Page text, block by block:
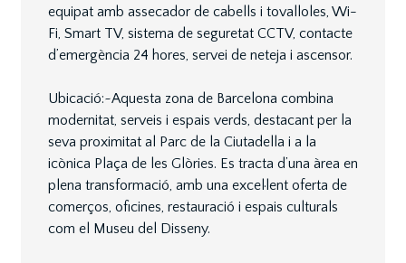
equipat amb assecador de cabells i tovalloles, Wi-
Fi, Smart TV, sistema de seguretat CCTV, contacte
d’emergència 24 hores, servei de neteja i ascensor.
Ubicació:~Aquesta zona de Barcelona combina
modernitat, serveis i espais verds, destacant per la
seva proximitat al Parc de la Ciutadella i a la
icònica Plaça de les Glòries. Es tracta d’una àrea en
plena transformació, amb una excel·lent oferta de
comerços, oficines, restauració i espais culturals
com el Museu del Disseny.